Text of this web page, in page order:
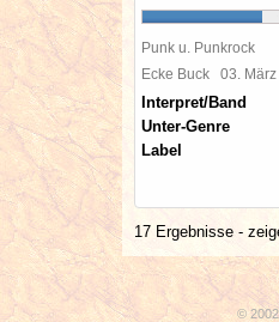
Punk u. Punkrock
Ecke Buck 03.
Interpret/Band
Unter-Genre
Label
17 Ergebnisse -
©